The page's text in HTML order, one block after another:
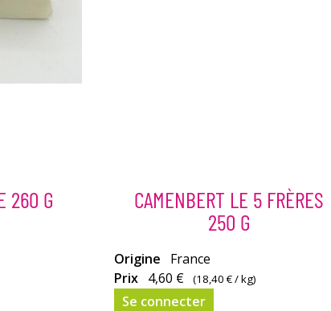
260 G
CAMENBERT LE 5 FRÈRES
250 G
Origine
France
Prix 4,60 € (18,40 €/ kg)
Se connecter